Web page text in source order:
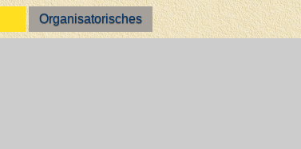
Organisatorisches